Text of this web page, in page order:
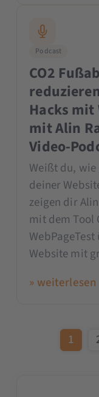
Podcast
CO2
Hacks mit
mit Alin
Video-
Weißt du,
deiner
zeigen dir
mit dem Tool
Website mit
» weiterlesen
1